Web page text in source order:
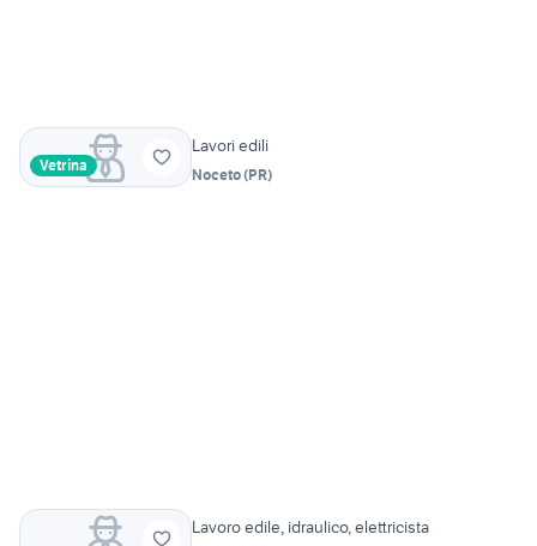
Vetrina
Lavori edili
Noceto(PR)
Lavoro edile, idraulico, elettricista